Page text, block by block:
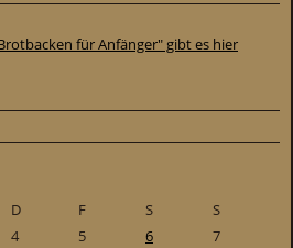
für Anfänger" gibt es hier
D F S
S
4 5 6
7